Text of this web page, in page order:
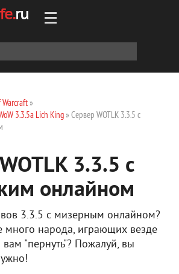
»
3.3.5a Lich King» Сервер WOTLK 3.3.5 с
3.3.5 с
онлайном
3.3.5 с мизерным онлайном?
много народа, играющих везде
"пернуть"? Пожалуй, вы